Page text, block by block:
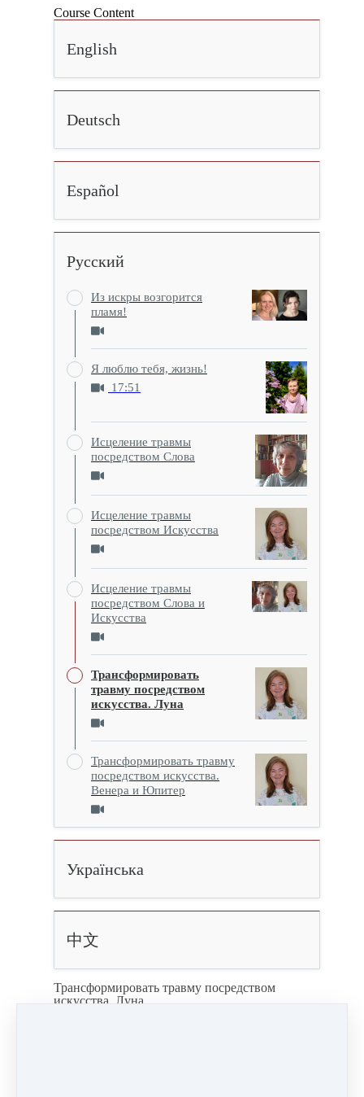
Course Content
English
Deutsch
Español
Русский
Из искры возгорится
пламя!
Я люблю тебя, жизнь!
17:51
Исцеление травмы
посредством Слова
Исцеление травмы
посредством Искусства
Исцеление травмы
посредством Слова и
Искусства
Трансформировать
травму посредством
искусства. Луна
Трансформировать травму
посредством искусства.
Венера и Юпитер
Українська
中文
Трансформировать травму посредством
искусства. Луна